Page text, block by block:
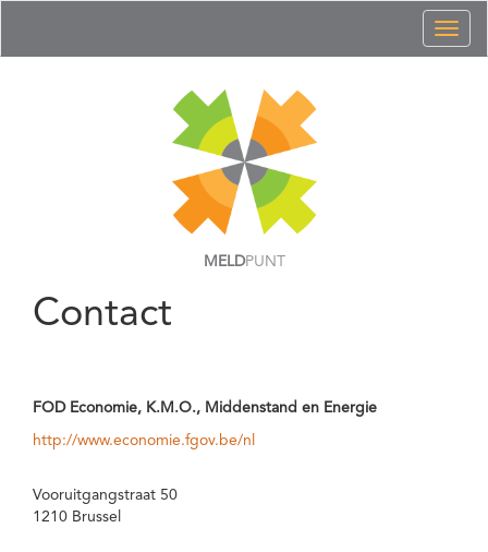
MELDPUNT
Contact
FOD Economie, K.M.O., Middenstand en Energie
http://www.economie.fgov.be/nl
Vooruitgangstraat 50
1210 Brussel